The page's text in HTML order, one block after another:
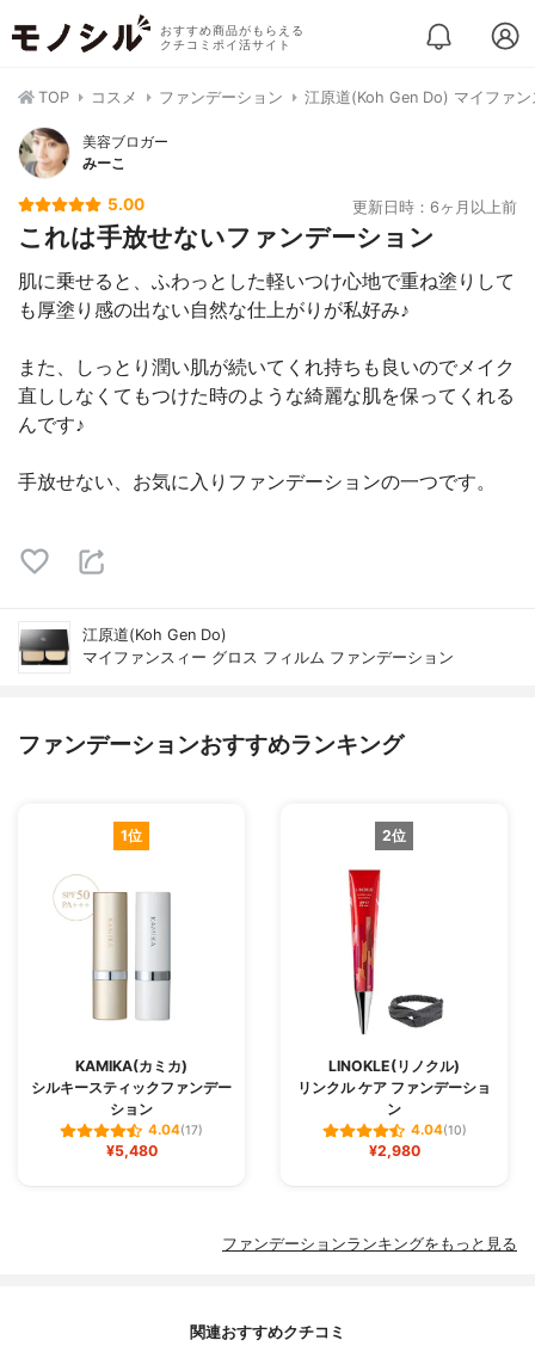
おすすめ商品がもらえる
クチコミポイ活サイト
TOP コスメ ファンデーション 江原道(Koh Gen Do) マイファ
美容ブロガー
みーこ
5.00 更新日時：6ヶ月以上前
これは手放せないファンデーション
肌に乗せると、ふわっとした軽いつけ心地で重ね塗りして
も厚塗り感の出ない自然な仕上がりが私好み♪
また、しっとり潤い肌が続いてくれ持ちも良いのでメイク
直ししなくてもつけた時のような綺麗な肌を保ってくれる
んです♪
手放せない、お気に入りファンデーションの一つです。
江原道(Koh Gen Do)
マイファンスィー グロス フィルム ファンデーション
ファンデーションおすすめランキング
1位
KAMIKA(カミカ)
シルキースティックファンデー
ション
4.04(17)
¥5,480
2位
LINOKLE(リノクル)
リンクル ケア ファンデーショ
ン
4.04(10)
¥2,980
ファンデーションランキングをもっと見る
関連おすすめクチコミ